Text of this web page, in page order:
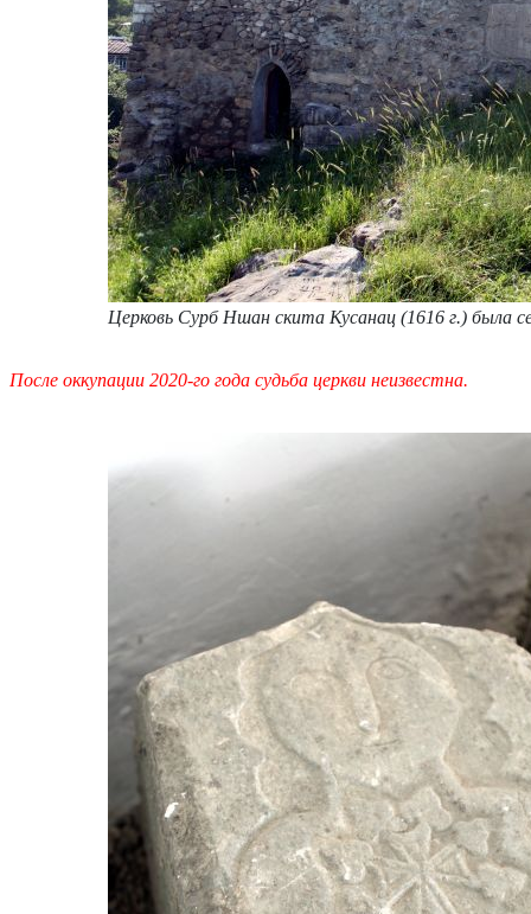
Церковь Сурб Ншан скита Кусанац (1616 г.) была
После оккупации 2020-го года судьба церкви неизвестна.